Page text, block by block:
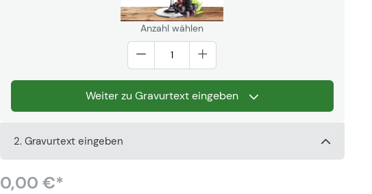
Anzahl wählen
Weiter zu Gravurtext eingeben
2. Gravurtext eingeben
0,00 €*